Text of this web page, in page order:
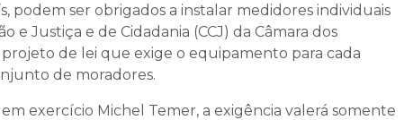
podem ser obrigados a instalar medidores individuais
e Justiça e de Cidadania (CCJ) da Câmara dos
de lei que exige o equipamento para cada
de moradores.
exercício Michel Temer, a exigência valerá somente